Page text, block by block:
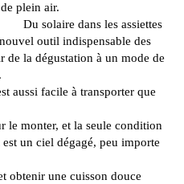
plein air.
les assiettes
outil indispensable des
de la dégustation à un mode de
aussi facile à transporter que
le monter, et la seule condition
un ciel dégagé, peu importe
obtenir une cuisson douce